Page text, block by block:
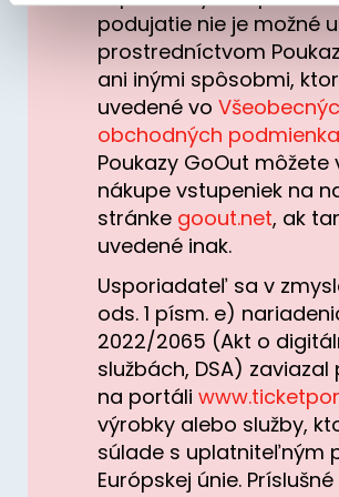
typy cookies používáme, naleznete
zpracování upravíte zaškrtnutím
volbu můžete kdykoliv změnit v zápatí
„Cookies a jejich nastavení“.
Informácie o jednotlivých
spustení predaja budú
Klasická vstupenka:
Zaručuje prístup do
festivalovej zóny cez bežný
autentickú atmosféru
jednoduchým a rýchlym
Zlatá vstupenka:
Umožňuje vstup do exkluzívnej
pod pódiom a poskytuje skorší
areálu, aby ste si zabezpečili
VIP vstupenka:
podujatie nie je možné
prostredníctvom
ani inými spôsobmi,
uvedené vo
obchodných
Poukazy GoOut môžete
nákupe vstupeniek na
stránke goout.net, ak
uvedené inak.
Usporiadateľ sa v
ods. 1 písm. e)
2022/2065 (Akt o
službách, DSA)
na portáli
výrobky alebo služby,
súlade s uplatniteľným
Európskej únie.